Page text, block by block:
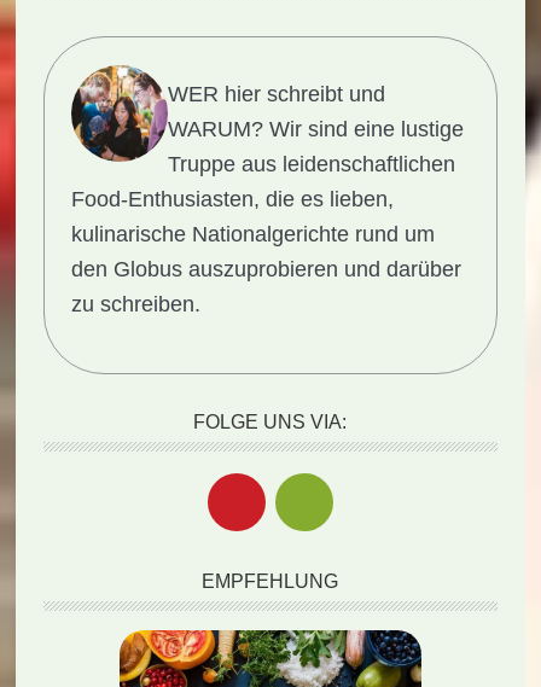
WER hier schreibt und
WARUM? Wir sind eine lustige
Truppe aus leidenschaftlichen
Food-Enthusiasten, die es lieben,
kulinarische Nationalgerichte rund um
den Globus auszuprobieren und darüber
zu schreiben.
FOLGE UNS VIA:
EMPFEHLUNG